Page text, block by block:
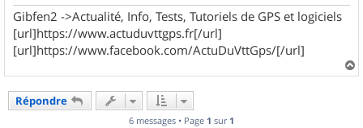
Gibfen2 ->Actualité, Info, Tests, Tutoriels de GPS et logiciels
[url]https://www.actuduvttgps.fr[/url]
[url]https://www.facebook.com/ActuDuVttGps/[/url]
a
Répondre
6 messages • Page 1 sur 1